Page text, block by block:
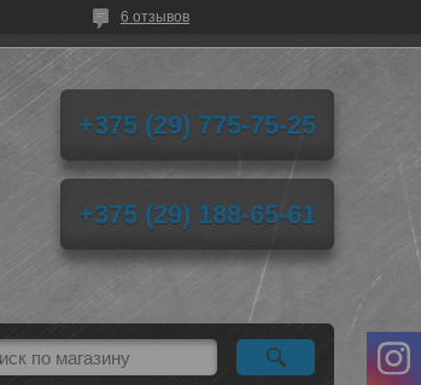
6 отзывов
+375 (29) 775-75-25
+375 (29) 188-65-61